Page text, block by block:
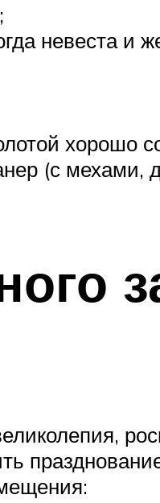
невеста и
хорошо
(с